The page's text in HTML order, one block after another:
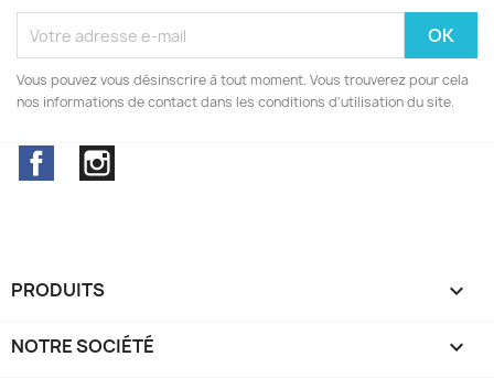
Vous pouvez vous désinscrire à tout moment. Vous trouverez pour cela
nos informations de contact dans les conditions d'utilisation du site.
Facebook
PRODUITS 
NOTRE SOCIÉTÉ 